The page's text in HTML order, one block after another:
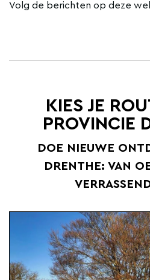
Volg de berichten op deze
KIES JE
PROVINCIE
DOE NIEUWE
DRENTHE: VAN